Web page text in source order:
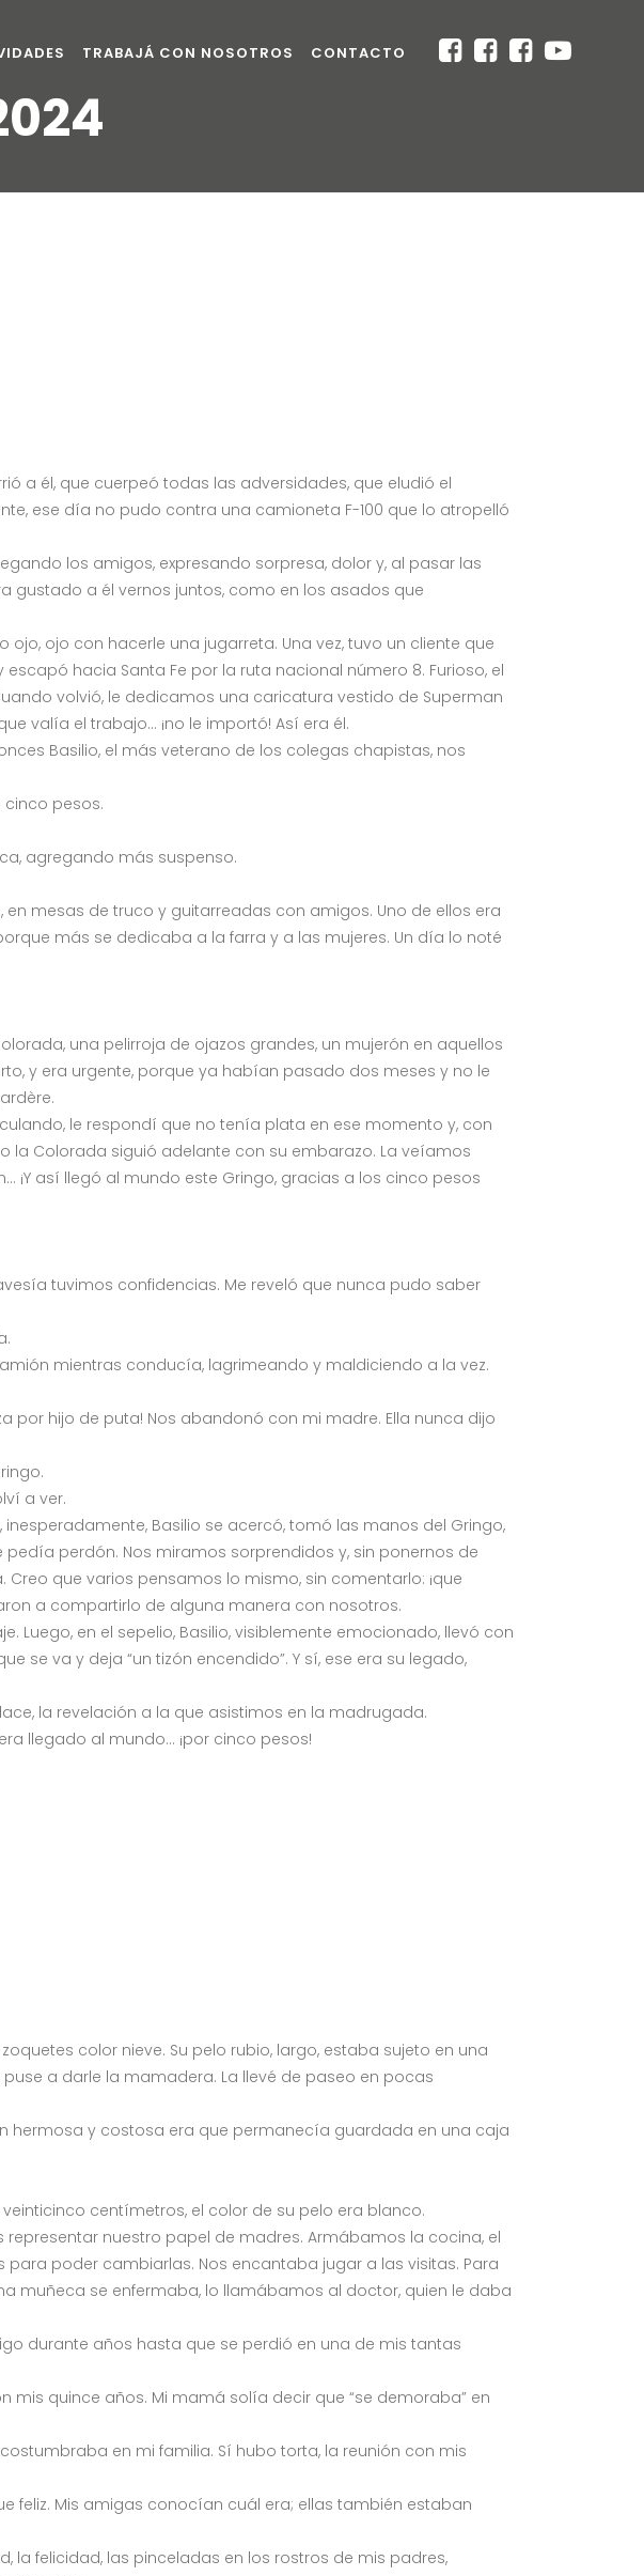
TRABAJÁ CON NOSOTROS CONTACTO
a él, que cuerpeó todas las adversidades, que eludió el
ese día no pudo contra una camioneta F-100 que lo atropelló
los amigos, expresando sorpresa, dolor y, al pasar las
gustado a él vernos juntos, como en los asados que
ojo con hacerle una jugarreta. Una vez, tuvo un cliente que
hacia Santa Fe por la ruta nacional número 8. Furioso, el
volvió, le dedicamos una caricatura vestido de Superman
valía el trabajo… ¡no le importó! Así era él.
Basilio, el más veterano de los colegas chapistas, nos
cinco pesos.
agregando más suspenso.
mesas de truco y guitarreadas con amigos. Uno de ellos era
más se dedicaba a la farra y a las mujeres. Un día lo noté
una pelirroja de ojazos grandes, un mujerón en aquellos
y era urgente, porque ya habían pasado dos meses y no le
le respondí que no tenía plata en ese momento y, con
la Colorada siguió adelante con su embarazo. La veíamos
así llegó al mundo este Gringo, gracias a los cinco pesos
tuvimos confidencias. Me reveló que nunca pudo saber
mientras conducía, lagrimeando y maldiciendo a la vez.
por hijo de puta! Nos abandonó con mi madre. Ella nunca dijo
a ver.
Basilio se acercó, tomó las manos del Gringo,
perdón. Nos miramos sorprendidos y, sin ponernos de
que varios pensamos lo mismo, sin comentarlo: ¡que
a compartirlo de alguna manera con nosotros.
Luego, en el sepelio, Basilio, visiblemente emocionado, llevó con
se va y deja “un tizón encendido”. Y sí, ese era su legado,
la revelación a la que asistimos en la madrugada.
llegado al mundo… ¡por cinco pesos!
color nieve. Su pelo rubio, largo, estaba sujeto en una
a darle la mamadera. La llevé de paseo en pocas
hermosa y costosa era que permanecía guardada en una caja
centímetros, el color de su pelo era blanco.
nuestro papel de madres. Armábamos la cocina, el
poder cambiarlas. Nos encantaba jugar a las visitas. Para
muñeca se enfermaba, lo llamábamos al doctor, quien le daba
durante años hasta que se perdió en una de mis tantas
quince años. Mi mamá solía decir que “se demoraba” en
en mi familia. Sí hubo torta, la reunión con mis
feliz. Mis amigas conocían cuál era; ellas también estaban
la felicidad, las pinceladas en los rostros de mis padres,